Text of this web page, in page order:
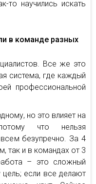
то научились искать
в команде разных
Все же это
система, где каждый
профессиональной
но это влияет на
что нельзя
безупречно. За 4
так и в командах от 3
– это сложный
если все делают